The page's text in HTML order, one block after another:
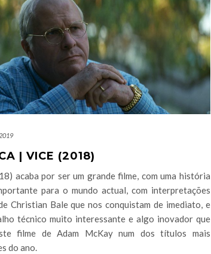
| VICE (2018)
acaba por ser um grande filme, com uma história
para o mundo actual, com interpretações
Christian Bale que nos conquistam de imediato, e
técnico muito interessante e algo inovador que
filme de Adam McKay num dos títulos mais
do ano.